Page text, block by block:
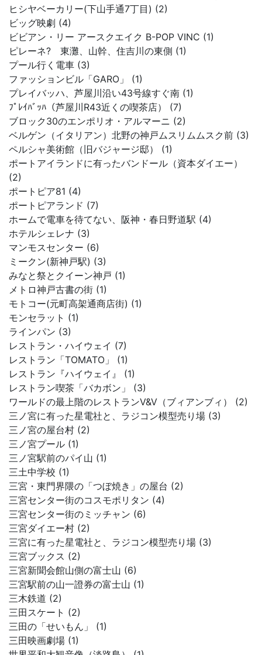
ヒシヤベーカリー(下山手通7丁目) (2)
ビッグ映劇 (4)
ビビアン・リー アースクエイク B-POP VINC (1)
ピレーネ? 東灘、山幹、住吉川の東側 (1)
プール行く電車 (3)
ファッションビル「GARO」 (1)
プレイバッハ、芦屋川沿い43号線すぐ南 (1)
ﾌﾟﾚｲﾊﾞｯﾊ（芦屋川R43近くの喫茶店） (7)
ブロック30のエンポリオ・アルマーニ (2)
ベルゲン（イタリアン）北野の神戸ムスリムムスク前 (3)
ペルシャ美術館（旧バジャージ邸） (1)
ポートアイランドに有ったバンドール（資本ダイエー）
(2)
ポートピア81 (4)
ポートピアランド (7)
ホームで電車を待てない、阪神・春日野道駅 (4)
ホテルシェレナ (3)
マンモスセンター (6)
ミークン(新神戸駅) (3)
みなと祭とクイーン神戸 (1)
メトロ神戸古書の街 (1)
モトコー(元町高架通商店街) (1)
モンセラット (1)
ラインパン (3)
レストラン・ハイウェイ (7)
レストラン「TOMATO」 (1)
レストラン『ハイウェイ』 (1)
レストラン喫茶「バカボン」 (3)
ワールドの最上階のレストランV&V（ブィアンブィ） (2)
三ノ宮に有った星電社と、ラジコン模型売り場 (3)
三ノ宮の屋台村 (2)
三ノ宮プール (1)
三ノ宮駅前のパイ山 (1)
三土中学校 (1)
三宮・東門界隈の「つぼ焼き」の屋台 (2)
三宮センター街のコスモポリタン (4)
三宮センター街のミッチャン (6)
三宮ダイエー村 (2)
三宮に有った星電社と、ラジコン模型売り場 (3)
三宮ブックス (2)
三宮新聞会館山側の富士山 (6)
三宮駅前の山一證券の富士山 (1)
三木鉄道 (2)
三田スケート (2)
三田の「せいもん」 (1)
三田映画劇場 (1)